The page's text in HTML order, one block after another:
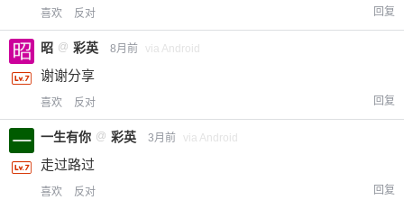
喜欢 反对 回复
昭 @ 彩英 8月前 via Android
谢谢分享
喜欢 反对 回复
一生有你 @ 彩英 3月前 via Android
走过路过
喜欢 反对 回复